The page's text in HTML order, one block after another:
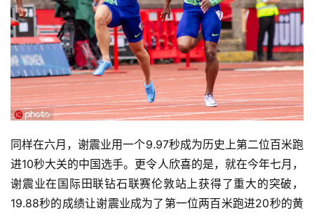
同样在六月，谢震业用一个9.97秒成为历史上第二位百米跑
进10秒大关的中国选手。更令人欣喜的是，就在今年七月，
谢震业在国际田联钻石联赛伦敦站上获得了重大的突破，
19.88秒的成绩让谢震业成为了第一位两百米跑进20秒的黄